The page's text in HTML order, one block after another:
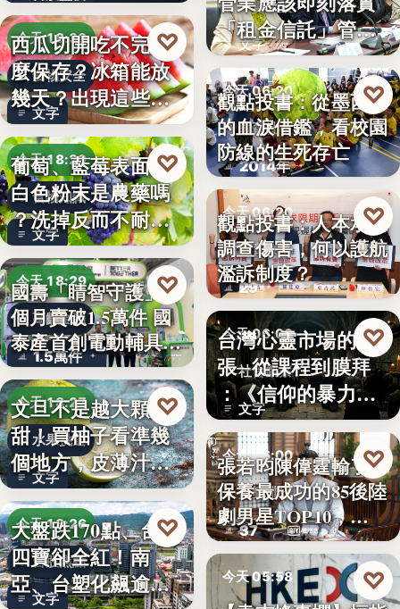
170.79
今天 18:30
食物安全
文字
西瓜切開吃不完怎
麼保存？冰箱能放
幾天？出現這些狀
況別再吃
♡
今天 18:29
食物知識
文字
葡萄、藍莓表面的
白色粉末是農藥嗎
？洗掉反而不耐
放，「白霜…
♡
今天 18:29
高齡金融
1.5萬件
國壽「睛智守護」3
個月賣破1.5萬件 國
泰產首創電動輔具…
♡
今天 18:27
水果挑選
文字
文旦不是越大顆越
甜！買柚子看準幾
個地方，皮薄汁多
不踩雷
♡
今天 18:26
台股焦點
文字
大盤跌170點、台塑
四寶卻全紅！南
亞、台塑化飆逾
♡
租賃政策
文字
「租金信託」管理
制度！才…
今天 06:20
教育社會
2014年
觀點投書：從墨西哥
的血淚借鑑，看校園
防線的生死存亡
♡
今天 06:20
教育政策
29
觀點投書：人本承認
調查傷害，何以護航
濫訴制度？
♡
今天 06:00
社會觀察
文字
台灣心靈市場的擴
張─從課程到膜拜
：《信仰的暴力》
選摘（3…
♡
今天 06:00
娛樂排行
37
張若昀陳偉霆輸了！
保養最成功的85後陸
劇男星TOP10，…
♡
今天 05:58 ♡